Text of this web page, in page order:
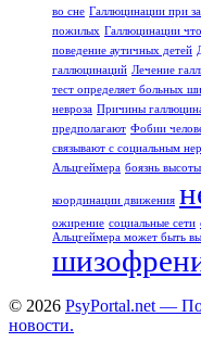
во сне Галлюцинации при
пожилых Галлюцинации
поведение аутичных детей
галлюцинаций Лечение
тест определяет больных
невроза Причины
предполагают Фобии
связывают с социальным
Альцгеймера боязнь высоты
координации движения
ожирение социальные сети
Альцгеймера может быть
© 2026 PsyPortal.net —
новости.